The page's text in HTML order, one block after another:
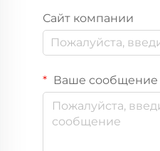
Сайт компании
Ваше сообщение